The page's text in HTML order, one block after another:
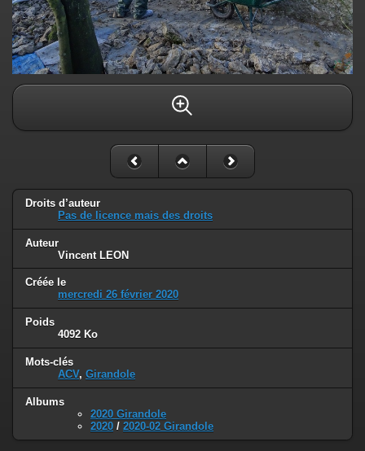
Droits d’auteur
Pas de licence mais des droits
Auteur
Vincent LEON
Créée le
mercredi 26 février 2020
Poids
4092 Ko
Mots-clés
ACV, Girandole
Albums
2020 Girandole
2020 / 2020-02 Girandole